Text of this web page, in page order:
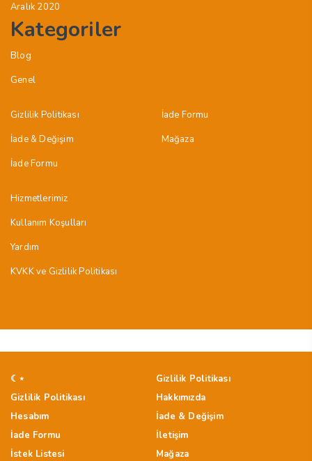
Aralık 2020
Kategoriler
Blog
Genel
Gizlilik Politikası
İade & Değişim
İade Formu
İade Formu
Mağaza
Hizmetlerimiz
Kullanım Koşulları
Yardım
KVKK ve Gizlilik Politikası
☾⋆
Gizlilik Politikası
Gizlilik Politikası
Hakkımızda
Hesabım
İade & Değişim
İade Formu
İletişim
İstek Listesi
Mağaza